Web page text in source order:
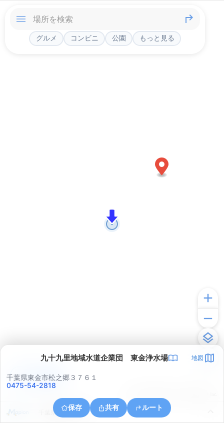
グルメ コンビニ 公園 もっと見る
九十九里地域水道企業団 東金浄水場 地図
千葉県東金市松之郷３７６１
0475-54-2818
保存 共有 ルート
千葉県東金市油井
アプリで見る